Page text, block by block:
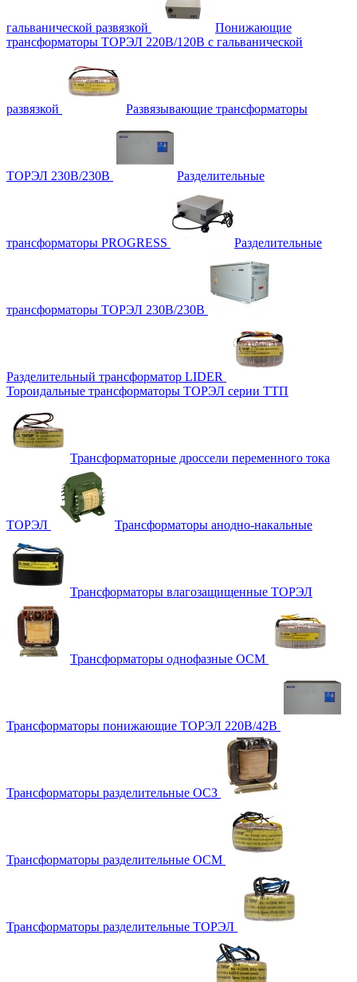
гальванической развязкой
Понижающие
трансформаторы ТОРЭЛ 220В/120В с гальванической
развязкой Развязывающие трансформаторы
ТОРЭЛ 230В/230В Разделительные
трансформаторы PROGRESS Разделительные
трансформаторы ТОРЭЛ 230В/230В
Разделительный трансформатор LIDER
Тороидальные трансформаторы ТОРЭЛ серии ТТП
Трансформаторные дроссели переменного тока
ТОРЭЛ Трансформаторы анодно-накальные
Трансформаторы влагозащищенные ТОРЭЛ
Трансформаторы однофазные ОСМ
Трансформаторы понижающие ТОРЭЛ 220В/42В
Трансформаторы разделительные ОСЗ
Трансформаторы разделительные ОСМ
Трансформаторы разделительные ТОРЭЛ